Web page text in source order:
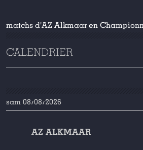
matchs d'AZ Alkmaar en
CALENDRIER
sam 08/08/2026
AZ ALKMAAR